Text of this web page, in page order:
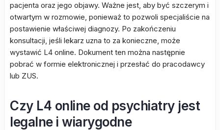
pacjenta oraz jego objawy. Ważne jest, aby być szczerym i
otwartym w rozmowie, ponieważ to pozwoli specjaliście na
postawienie właściwej diagnozy. Po zakończeniu
konsultacji, jeśli lekarz uzna to za konieczne, może
wystawić L4 online. Dokument ten można następnie
pobrać w formie elektronicznej i przesłać do pracodawcy
lub ZUS.
Czy L4 online od psychiatry jest
legalne i wiarygodne